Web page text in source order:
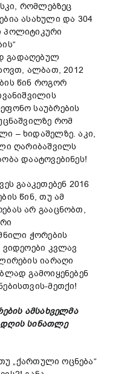
რომლებზეც
ასახული და 304
პოლიტიკური
გადაღებულ
ალბათ, 2012
წინ როგორ
საუბრების
რომ
– ხიდაშელზე. აკი,
ღარიბაშვილს
დაატოვებინეს!
გააკეთებენ 2016
წინ, თუ ამ
არ გააცნობთ,
ჭორების
კვლავ
იარაღი
გამოიყენებენ
მეთქი!
ამსახველმა
სინათლე
„ქართული ოცნება“